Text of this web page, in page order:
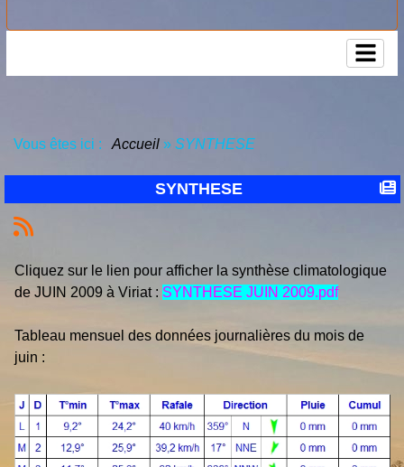
Vous êtes ici : Accueil » SYNTHESE
SYNTHESE
Cliquez sur le lien pour afficher la synthèse climatologique
de JUIN 2009 à Viriat : SYNTHESE JUIN 2009.pdf
Tableau mensuel des données journalières du mois de
juin :